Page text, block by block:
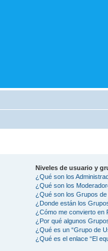
Niveles de usuario y
¿Qué son los
¿Qué son los
¿Qué son los Grupos
¿Donde están los
¿Cómo me convierto en
¿Por qué algunos
¿Qué es un “Grupo de
¿Qué es el enlace “El